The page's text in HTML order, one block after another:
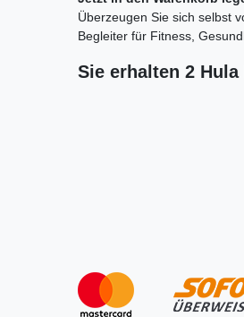
Überzeugen Sie sich selbst
Begleiter für Fitness,
Sie erhalten 2